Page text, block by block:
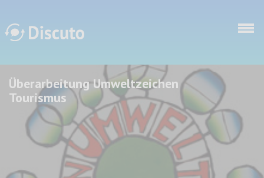
Discuto
Discuto
Überarbeitung Umweltzeichen
Tourismus